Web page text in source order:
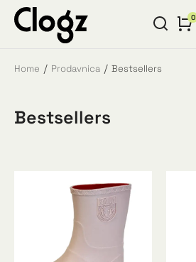
You are here:
Home Prodavnica Bestsellers
Bestsellers